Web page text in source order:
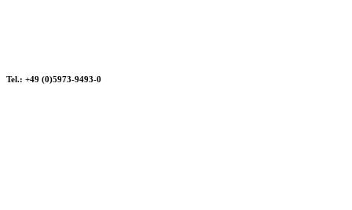
Tel.: +49 (0)5973-9493-0